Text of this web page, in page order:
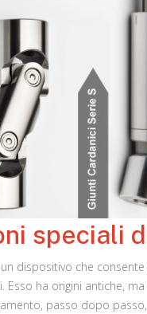
speciali
dispositivo che
Esso ha origini antiche,
passo dopo